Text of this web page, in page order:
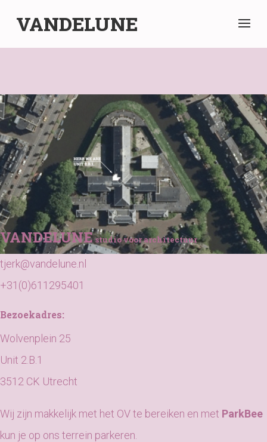
VANDELUNE
VANDELUNE studio voor architectuur
tjerk@vandelune.nl
+31(0)611295401
Bezoekadres:
Wolvenplein 25
Unit 2.B.1
3512 CK Utrecht
Wij zijn makkelijk met het OV te bereiken en met ParkBee
kun je op ons terrein parkeren.